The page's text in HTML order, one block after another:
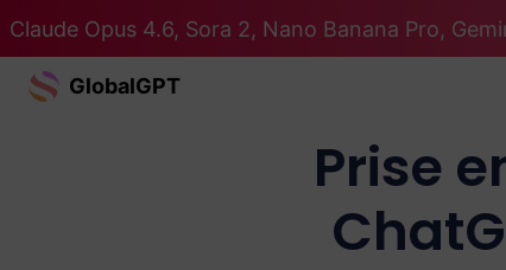
Claude Opus 4.6, Sora 2, Nano Banana Pro,
GlobalGPT
Prise